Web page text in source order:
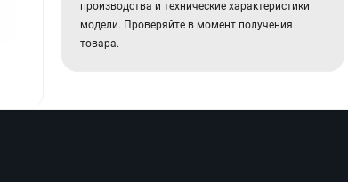
производства и технические характеристики
модели. Проверяйте в момент получения
товара.